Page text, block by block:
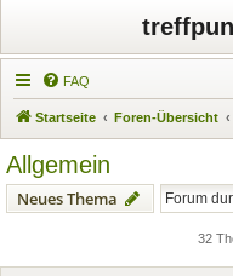
FAQ
Startseite Foren-Übersicht
Allgemein
Neues Thema
32